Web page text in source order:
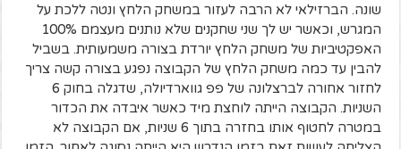
שונה. הברזילאי לא הרבה לעזור במשחק הלחץ ונטה ללכת על
המגרש, וכאשר יש לך שני שחקנים שלא נותנים מעצמם 100%
האפקטיביות של משחק הלחץ יורדת בצורה משמעותית.בשביל
להבין עד כמה משחק הלחץ של הקבוצה נפגע בצורה קשה צריך
לחזור אחורה לברצלונה של פפ גווארדיולה, שדגלה בחוק 6
השניות. הקבוצה הייתה לוחצת מיד כאשר איבדה את הכדור
במטרה לחטוף אותו בחזרה בתוך 6 שניות, אם הקבוצה לא